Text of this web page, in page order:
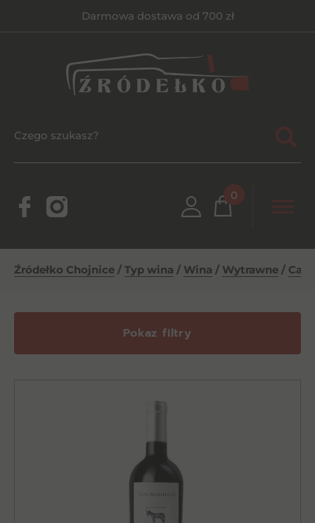
Darmowa dostawa od 700 zł
0
Źródełko Chojnice / Typ wina / Wina / Wytrawne /
Pokaz filtry